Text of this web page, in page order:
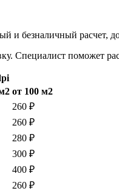
и безналичный расчет,
Специалист поможет
от 100 м2
260 ₽
260 ₽
280 ₽
300 ₽
400 ₽
260 ₽